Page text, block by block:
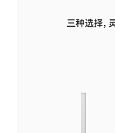
三种选择，